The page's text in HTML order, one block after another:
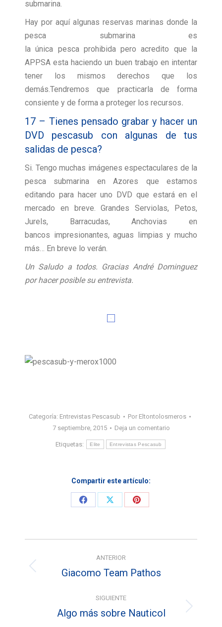
submarina.
Hay por aquí algunas reservas marinas donde la
pesca submarina es
la única pesca prohibida pero acredito que la
APPSA esta haciendo un buen trabajo en intentar
tener los mismos derechos que los
demás.Tendremos que practicarla de forma
consiente y de forma a proteger los recursos.
17 – Tienes pensado grabar y hacer un
DVD pescasub con algunas de tus
salidas de pesca?
Si. Tengo muchas imágenes espectaculares de la
pesca submarina en Azores que estamos
editando para hacer uno DVD que estará en el
mercado en breve. Grandes Serviolas, Petos,
Jurels, Barracudas, Anchovias en
bancos impresionantes, aguas limpias y mucho
más… En breve lo verán.
Un Saludo a todos. Gracias André Dominguez
por hacer posible su entrevista.
Categoría: Entrevistas Pescasub Por Eltontolosmeros
7 septiembre, 2015
Deja un comentario
Etiquetas: Elite Entrevistas Pescasub
Compartir este artículo:
Share
Share
Share
entre
ANTERIOR
Entrada
Giacomo Team Pathos
SIGUIENTE
Entrada
Algo más sobre Nauticol